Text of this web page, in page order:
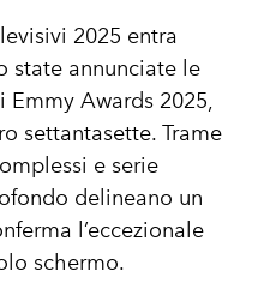
2025 entra
state annunciate le
Awards 2025,
settantasette. Trame
e serie
delineano un
l’eccezionale
schermo.